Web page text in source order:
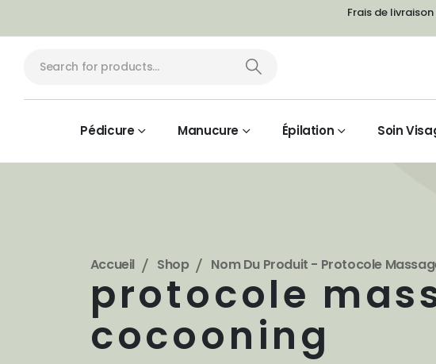
Frais de
Pédicure Manucure Épilation Soin
Accueil Shop Nom Du Produit - Protocole
protocole
cocooning